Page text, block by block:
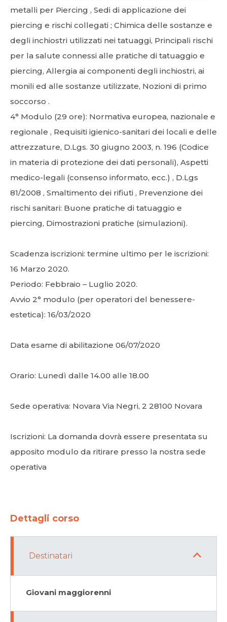
metalli per Piercing , Sedi di applicazione dei
piercing e rischi collegati ; Chimica delle sostanze e
degli inchiostri utilizzati nei tatuaggi, Principali rischi
per la salute connessi alle pratiche di tatuaggio e
piercing, Allergia ai componenti degli inchiostri, ai
monili ed alle sostanze utilizzate, Nozioni di primo
soccorso .
4° Modulo (29 ore): Normativa europea, nazionale e
regionale , Requisiti igienico-sanitari dei locali e delle
attrezzature, D.Lgs. 30 giugno 2003, n. 196 (Codice
in materia di protezione dei dati personali), Aspetti
medico-legali (consenso informato, ecc.) , D.Lgs
81/2008 , Smaltimento dei rifiuti , Prevenzione dei
rischi sanitari: Buone pratiche di tatuaggio e
piercing, Dimostrazioni pratiche (simulazioni).
Scadenza iscrizioni: termine ultimo per le iscrizioni:
16 Marzo 2020.
Periodo: Febbraio – Luglio 2020.
Avvio 2° modulo (per operatori del benessere-
estetica): 16/03/2020
Data esame di abilitazione 06/07/2020
Orario: Lunedì dalle 14.00 alle 18.00
Sede operativa: Novara Via Negri, 2 28100 Novara
Iscrizioni: La domanda dovrà essere presentata su
apposito modulo da ritirare presso la nostra sede
operativa
Dettagli corso
Destinatari
Giovani maggiorenni